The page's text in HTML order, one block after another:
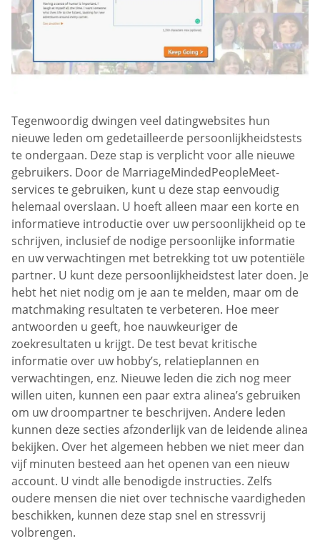
Tegenwoordig dwingen veel datingwebsites hun
nieuwe leden om gedetailleerde persoonlijkheidstests
te ondergaan. Deze stap is verplicht voor alle nieuwe
gebruikers. Door de MarriageMindedPeopleMeet-
services te gebruiken, kunt u deze stap eenvoudig
helemaal overslaan. U hoeft alleen maar een korte en
informatieve introductie over uw persoonlijkheid op te
schrijven, inclusief de nodige persoonlijke informatie
en uw verwachtingen met betrekking tot uw potentiële
partner. U kunt deze persoonlijkheidstest later doen. Je
hebt het niet nodig om je aan te melden, maar om de
matchmaking resultaten te verbeteren. Hoe meer
antwoorden u geeft, hoe nauwkeuriger de
zoekresultaten u krijgt. De test bevat kritische
informatie over uw hobby’s, relatieplannen en
verwachtingen, enz. Nieuwe leden die zich nog meer
willen uiten, kunnen een paar extra alinea’s gebruiken
om uw droompartner te beschrijven. Andere leden
kunnen deze secties afzonderlijk van de leidende alinea
bekijken. Over het algemeen hebben we niet meer dan
vijf minuten besteed aan het openen van een nieuw
account. U vindt alle benodigde instructies. Zelfs
oudere mensen die niet over technische vaardigheden
beschikken, kunnen deze stap snel en stressvrij
volbrengen.